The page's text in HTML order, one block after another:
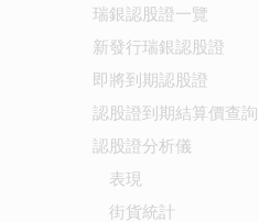
瑞銀認股證一覽
新發行瑞銀認股證
即將到期認股證
認股證到期結算價查詢
認股證分析儀
表現
街貨統計